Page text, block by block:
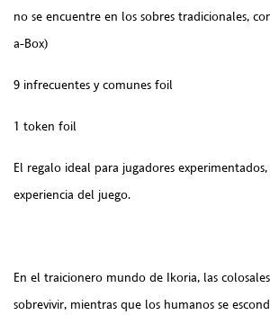
no se encuentre en los sobres tradicionales,
a-Box)
9 infrecuentes y comunes foil
1 token foil
El regalo ideal para jugadores
experiencia del juego.
En el traicionero mundo de Ikoria, las
sobrevivir, mientras que los humanos se